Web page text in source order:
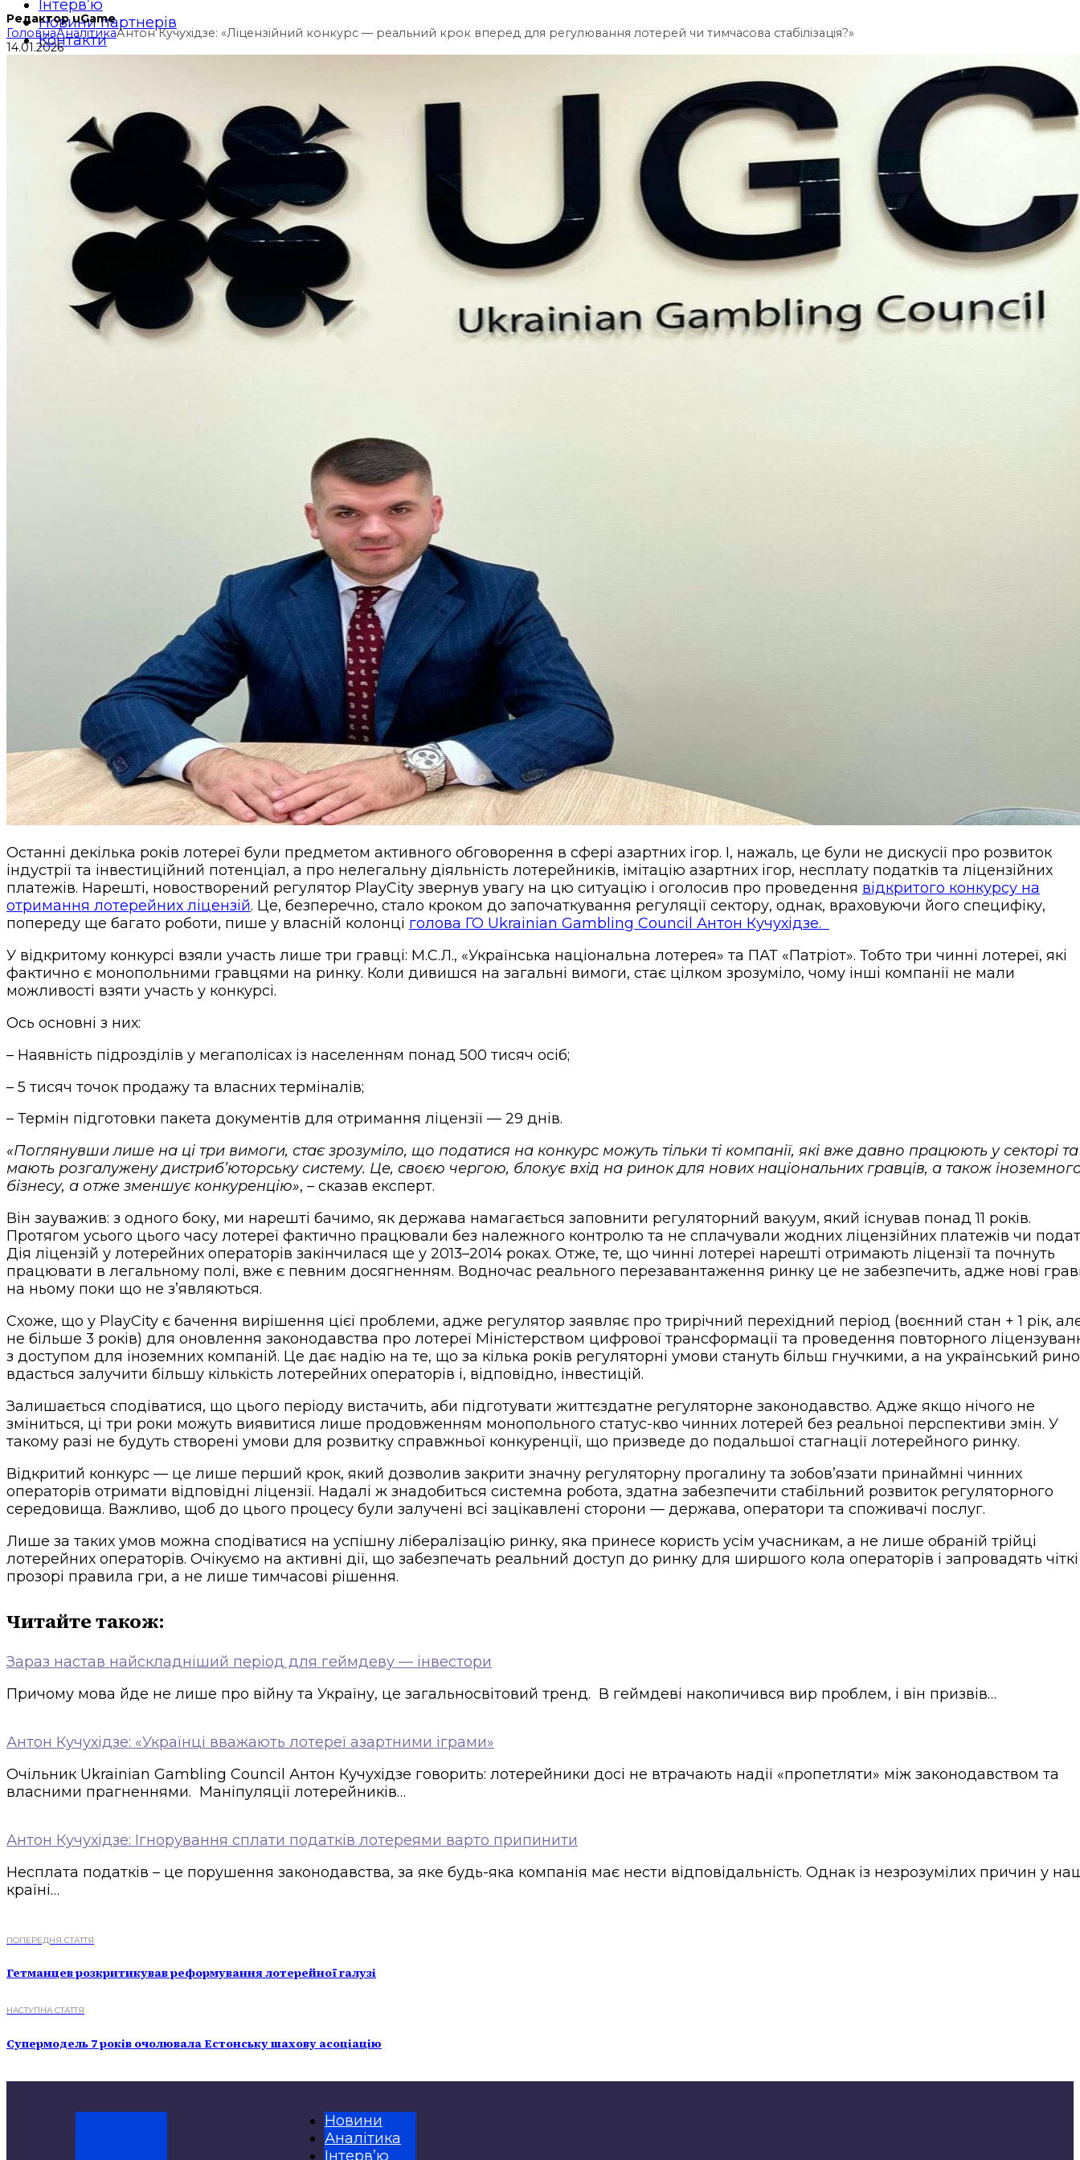
Інтерв’ю
Новини партнерів
Контакти
Редактор uGame
ГоловнаАналітикаАнтон Кучухідзе: «Ліцензійний конкурс — реальний крок вперед для регулювання лотерей чи тимчасова стабілізація?»
14.01.2026
Останні декілька років лотереї були предметом активного обговорення в сфері азартних ігор. І, нажаль, це були не дискусії про розвиток
індустрії та інвестиційний потенціал, а про нелегальну діяльність лотерейників, імітацію азартних ігор, несплату податків та ліцензійних
платежів. Нарешті, новостворений регулятор PlayCity звернув увагу на цю ситуацію і оголосив про проведення відкритого конкурсу на
отримання лотерейних ліцензій. Це, безперечно, стало кроком до започаткування регуляції сектору, однак, враховуючи його специфіку,
попереду ще багато роботи, пише у власній колонці голова ГО Ukrainian Gambling Council Антон Кучухідзе.
У відкритому конкурсі взяли участь лише три гравці: М.С.Л., «Українська національна лотерея» та ПАТ «Патріот». Тобто три чинні лотереї, які
фактично є монопольними гравцями на ринку. Коли дивишся на загальні вимоги, стає цілком зрозуміло, чому інші компанії не мали
можливості взяти участь у конкурсі.
Ось основні з них:
– Наявність підрозділів у мегаполісах із населенням понад 500 тисяч осіб;
– 5 тисяч точок продажу та власних терміналів;
– Термін підготовки пакета документів для отримання ліцензії — 29 днів.
«Поглянувши лише на ці три вимоги, стає зрозуміло, що податися на конкурс можуть тільки ті компанії, які вже давно працюють у секторі та
мають розгалужену дистриб’юторську систему. Це, своєю чергою, блокує вхід на ринок для нових національних гравців, а також
бізнесу, а отже зменшує конкуренцію», – сказав експерт.
Він зауважив: з одного боку, ми нарешті бачимо, як держава намагається заповнити регуляторний вакуум, який існував понад 11 років.
Протягом усього цього часу лотереї фактично працювали без належного контролю та не сплачували жодних ліцензійних платежів чи
Дія ліцензій у лотерейних операторів закінчилася ще у 2013–2014 роках. Отже, те, що чинні лотереї нарешті отримають ліцензії та почнуть
працювати в легальному полі, вже є певним досягненням. Водночас реального перезавантаження ринку це не забезпечить, адже нові
на ньому поки що не з’являються.
Схоже, що у PlayCity є бачення вирішення цієї проблеми, адже регулятор заявляє про трирічний перехідний період (воєнний стан + 1 рік,
не більше 3 років) для оновлення законодавства про лотереї Міністерством цифрової трансформації та проведення повторного
з доступом для іноземних компаній. Це дає надію на те, що за кілька років регуляторні умови стануть більш гнучкими, а на український
вдасться залучити більшу кількість лотерейних операторів і, відповідно, інвестицій.
Залишається сподіватися, що цього періоду вистачить, аби підготувати життєздатне регуляторне законодавство. Адже якщо нічого не
зміниться, ці три роки можуть виявитися лише продовженням монопольного статус-кво чинних лотерей без реальної перспективи змін. У
такому разі не будуть створені умови для розвитку справжньої конкуренції, що призведе до подальшої стагнації лотерейного ринку.
Відкритий конкурс — це лише перший крок, який дозволив закрити значну регуляторну прогалину та зобов’язати принаймні чинних
операторів отримати відповідні ліцензії. Надалі ж знадобиться системна робота, здатна забезпечити стабільний розвиток регуляторного
середовища. Важливо, щоб до цього процесу були залучені всі зацікавлені сторони — держава, оператори та споживачі послуг.
Лише за таких умов можна сподіватися на успішну лібералізацію ринку, яка принесе користь усім учасникам, а не лише обраній трійці
лотерейних операторів. Очікуємо на активні дії, що забезпечать реальний доступ до ринку для ширшого кола операторів і запровадять
прозорі правила гри, а не лише тимчасові рішення.
Читайте також:
Зараз настав найскладніший період для геймдеву — інвестори
Причому мова йде не лише про війну та Україну, це загальносвітовий тренд. В геймдеві накопичився вир проблем, і він призвів…
Антон Кучухідзе: «Українці вважають лотереї азартними іграми»
Очільник Ukrainian Gambling Council Антон Кучухідзе говорить: лотерейники досі не втрачають надії «пропетляти» між законодавством та
власними прагненнями. Маніпуляції лотерейників…
Антон Кучухідзе: Ігнорування сплати податків лотереями варто припинити
Несплата податків – це порушення законодавства, за яке будь-яка компанія має нести відповідальність. Однак із незрозумілих причин у
країні…
ПОПЕРЕДНЯ СТАТТЯ
Гетманцев розкритикував реформування лотерейної галузі
НАСТУПНА СТАТТЯ
Супермодель 7 років очолювала Естонську шахову асоціацію
Новини
Аналітика
Інтерв’ю